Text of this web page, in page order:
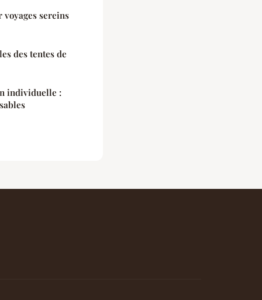
sereins
des tentes de
individuelle :